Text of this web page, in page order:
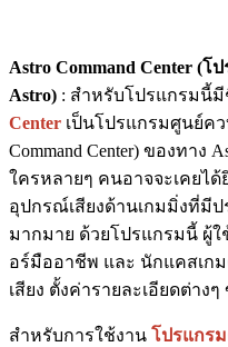
Astro Command Center (
Astro) : สำหรับโปรแกรมนี้มี
Center เป็นโปรแกรมศูนย์คว
Command Center) ของทา
ใครหลายๆ คนอาจจะเคยไ
อุปกรณ์เสียงด้านเกมมิ่งที่มี
มากมาย ด้วยโปรแกรมนี้ ผู้ใ
อร์มืออาชีพ และ นักแคสเก
เสียง ตั้งค่ารายละเอียดต่าง
สำหรับการใช้งาน โปรแกร